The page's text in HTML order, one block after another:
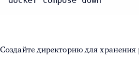
Создайте директорию для